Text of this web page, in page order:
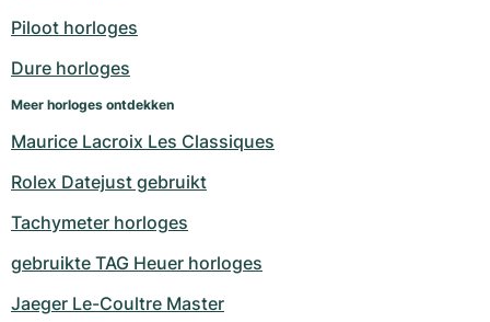
Piloot horloges
Dure horloges
Meer horloges ontdekken
Maurice Lacroix Les Classiques
Rolex Datejust gebruikt
Tachymeter horloges
gebruikte TAG Heuer horloges
Jaeger Le-Coultre Master